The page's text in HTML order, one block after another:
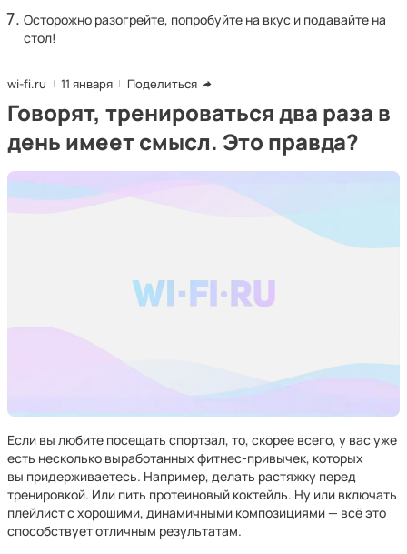
Осторожно разогрейте, попробуйте на вкус и подавайте на
стол!
wi-fi.ru 11 января Поделиться
Говорят, тренироваться два раза в
день имеет смысл. Это правда?
Если вы любите посещать спортзал, то, скорее всего, у вас уже
есть несколько выработанных фитнес-привычек, которых
вы придерживаетесь. Например, делать растяжку перед
тренировкой. Или пить протеиновый коктейль. Ну или включать
плейлист с хорошими, динамичными композициями — всё это
способствует отличным результатам.